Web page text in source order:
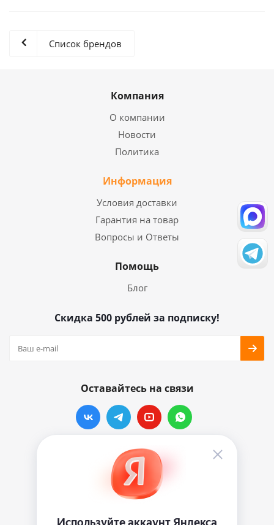
Список брендов
Компания
О компании
Новости
Политика
Информация
Условия доставки
Гарантия на товар
Вопросы и Ответы
Помощь
Блог
Скидка 500 рублей за подписку!
Оставайтесь на связи
Наши контакты
info@vinylmarkt.ru